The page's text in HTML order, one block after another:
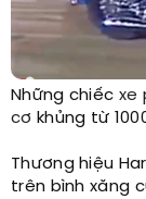
Những chiếc xe
cơ khủng từ
Thương hiệu
trên bình xăng